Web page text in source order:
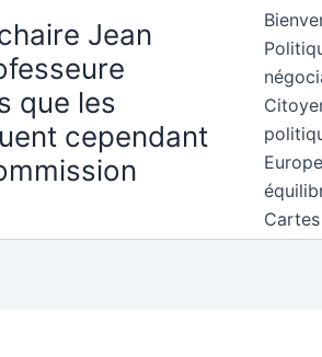
Jean
que les
cependant